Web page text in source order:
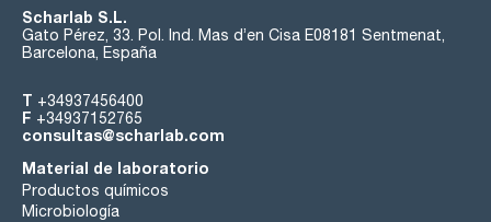
Scharlab S.L.
Gato Pérez, 33. Pol. Ind. Mas d’en Cisa E08181 Sentmenat,
Barcelona, España
T +34937456400
F +34937152765
consultas@scharlab.com
Material de laboratorio
Productos químicos
Microbiología